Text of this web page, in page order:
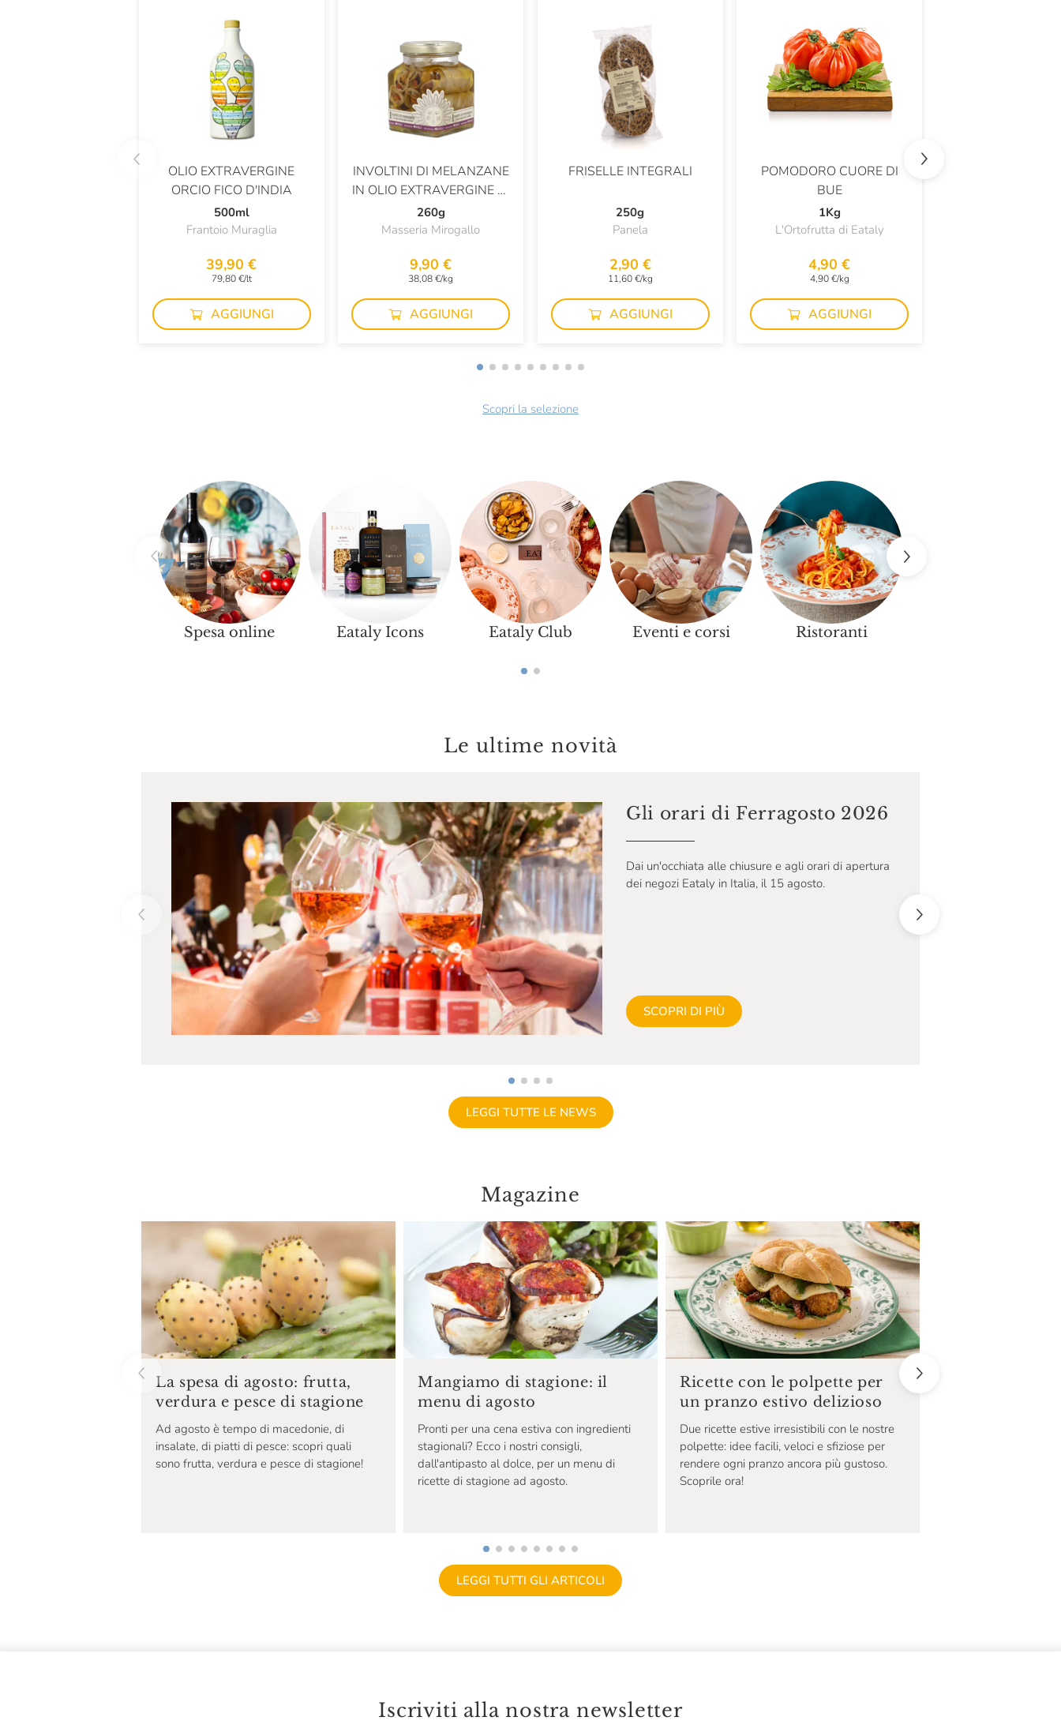
OLIO EXTRAVERGINE
ORCIO FICO D'INDIA
500ml
Frantoio Muraglia
39,90 €
79,80 €/lt
AGGIUNGI
INVOLTINI DI MELANZANE
IN OLIO EXTRAVERGINE DI
OLIVA
260g
Masseria Mirogallo
9,90 €
38,08 €/kg
AGGIUNGI
FRISELLE INTEGRALI
250g
Panela
2,90 €
11,60 €/kg
AGGIUNGI
POMODORO CUORE DI
BUE
1Kg
L'Ortofrutta di Eataly
4,90 €
4,90 €/kg
AGGIUNGI
Scopri la selezione
Spesa online Eataly Icons Eataly Club Eventi e corsi Ristoranti
Le ultime novità
Gli orari di Ferragosto 2026
Dai un'occhiata alle chiusure e agli orari di apertura
dei negozi Eataly in Italia, il 15 agosto.
SCOPRI DI PIÙ
LEGGI TUTTE LE NEWS
Magazine
La spesa di agosto: frutta,
verdura e pesce di stagione
Ad agosto è tempo di macedonie, di
insalate, di piatti di pesce: scopri quali
sono frutta, verdura e pesce di stagione!
Mangiamo di stagione: il
menu di agosto
Pronti per una cena estiva con ingredienti
stagionali? Ecco i nostri consigli,
dall'antipasto al dolce, per un menu di
ricette di stagione ad agosto.
Ricette con le polpette per
un pranzo estivo delizioso
Due ricette estive irresistibili con le nostre
polpette: idee facili, veloci e sfiziose per
rendere ogni pranzo ancora più gustoso.
Scoprile ora!
LEGGI TUTTI GLI ARTICOLI
Iscriviti alla nostra newsletter